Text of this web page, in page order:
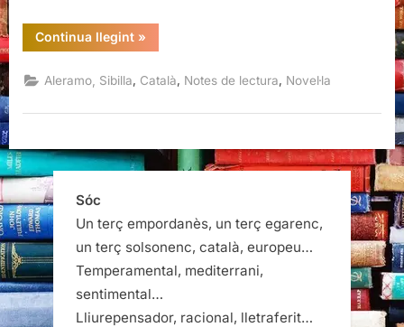
Continua llegint“Una
dona,
Aleramo”
»
Aleramo, Sibilla, Català, Notes de lectura, Novel·la
Sóc
Un terç empordanès, un terç egarenc,
un terç solsonenc, català, europeu…
Temperamental, mediterrani,
sentimental…
Lliurepensador, racional, lletraferit…